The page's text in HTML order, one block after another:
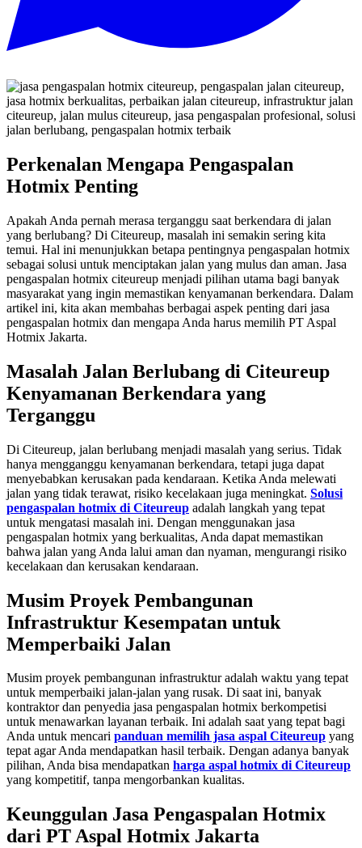
Perkenalan Mengapa Pengaspalan
Hotmix Penting
Apakah Anda pernah merasa terganggu saat berkendara di jalan
yang berlubang? Di Citeureup, masalah ini semakin sering kita
temui. Hal ini menunjukkan betapa pentingnya pengaspalan hotmix
sebagai solusi untuk menciptakan jalan yang mulus dan aman. Jasa
pengaspalan hotmix citeureup menjadi pilihan utama bagi banyak
masyarakat yang ingin memastikan kenyamanan berkendara. Dalam
artikel ini, kita akan membahas berbagai aspek penting dari jasa
pengaspalan hotmix dan mengapa Anda harus memilih PT Aspal
Hotmix Jakarta.
Masalah Jalan Berlubang di Citeureup
Kenyamanan Berkendara yang
Terganggu
Di Citeureup, jalan berlubang menjadi masalah yang serius. Tidak
hanya mengganggu kenyamanan berkendara, tetapi juga dapat
menyebabkan kerusakan pada kendaraan. Ketika Anda melewati
jalan yang tidak terawat, risiko kecelakaan juga meningkat. Solusi
pengaspalan hotmix di Citeureup adalah langkah yang tepat
untuk mengatasi masalah ini. Dengan menggunakan jasa
pengaspalan hotmix yang berkualitas, Anda dapat memastikan
bahwa jalan yang Anda lalui aman dan nyaman, mengurangi risiko
kecelakaan dan kerusakan kendaraan.
Musim Proyek Pembangunan
Infrastruktur Kesempatan untuk
Memperbaiki Jalan
Musim proyek pembangunan infrastruktur adalah waktu yang tepat
untuk memperbaiki jalan-jalan yang rusak. Di saat ini, banyak
kontraktor dan penyedia jasa pengaspalan hotmix berkompetisi
untuk menawarkan layanan terbaik. Ini adalah saat yang tepat bagi
Anda untuk mencari panduan memilih jasa aspal Citeureup yang
tepat agar Anda mendapatkan hasil terbaik. Dengan adanya banyak
pilihan, Anda bisa mendapatkan harga aspal hotmix di Citeureup
yang kompetitif, tanpa mengorbankan kualitas.
Keunggulan Jasa Pengaspalan Hotmix
dari PT Aspal Hotmix Jakarta